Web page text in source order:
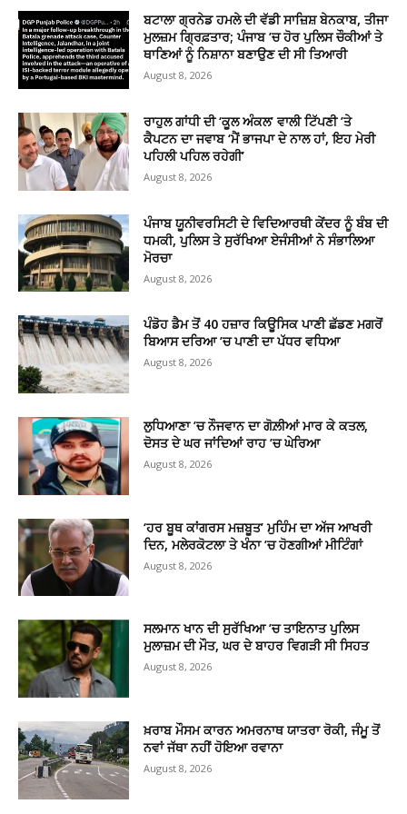
ਬਟਾਲਾ ਗ੍ਰਨੇਡ ਹਮਲੇ ਦੀ ਵੱਡੀ ਸਾਜ਼ਿਸ਼ ਬੇਨਕਾਬ, ਤੀਜਾ
ਮੁਲਜ਼ਮ ਗ੍ਰਿਫ਼ਤਾਰ; ਪੰਜਾਬ ’ਚ ਹੋਰ ਪੁਲਿਸ ਚੌਕੀਆਂ ਤੇ
ਥਾਣਿਆਂ ਨੂੰ ਨਿਸ਼ਾਨਾ ਬਣਾਉਣ ਦੀ ਸੀ ਤਿਆਰੀ
August 8, 2026
ਰਾਹੁਲ ਗਾਂਧੀ ਦੀ ‘ਕੂਲ ਅੰਕਲ’ ਵਾਲੀ ਟਿੱਪਣੀ ’ਤੇ
ਕੈਪਟਨ ਦਾ ਜਵਾਬ ‘ਮੈਂ ਭਾਜਪਾ ਦੇ ਨਾਲ ਹਾਂ, ਇਹ ਮੇਰੀ
ਪਹਿਲੀ ਪਹਿਲ ਰਹੇਗੀ’
August 8, 2026
ਪੰਜਾਬ ਯੂਨੀਵਰਸਿਟੀ ਦੇ ਵਿਦਿਆਰਥੀ ਕੇਂਦਰ ਨੂੰ ਬੰਬ ਦੀ
ਧਮਕੀ, ਪੁਲਿਸ ਤੇ ਸੁਰੱਖਿਆ ਏਜੰਸੀਆਂ ਨੇ ਸੰਭਾਲਿਆ
ਮੋਰਚਾ
August 8, 2026
ਪੰਡੋਹ ਡੈਮ ਤੋਂ 40 ਹਜ਼ਾਰ ਕਿਊਸਿਕ ਪਾਣੀ ਛੱਡਣ ਮਗਰੋਂ
ਬਿਆਸ ਦਰਿਆ ’ਚ ਪਾਣੀ ਦਾ ਪੱਧਰ ਵਧਿਆ
August 8, 2026
ਲੁਧਿਆਣਾ ’ਚ ਨੌਜਵਾਨ ਦਾ ਗੋਲ਼ੀਆਂ ਮਾਰ ਕੇ ਕਤਲ,
ਦੋਸਤ ਦੇ ਘਰ ਜਾਂਦਿਆਂ ਰਾਹ ’ਚ ਘੇਰਿਆ
August 8, 2026
‘ਹਰ ਬੂਥ ਕਾਂਗਰਸ ਮਜ਼ਬੂਤ’ ਮੁਹਿੰਮ ਦਾ ਅੱਜ ਆਖਰੀ
ਦਿਨ, ਮਲੇਰਕੋਟਲਾ ਤੇ ਖੰਨਾ ’ਚ ਹੋਣਗੀਆਂ ਮੀਟਿੰਗਾਂ
August 8, 2026
ਸਲਮਾਨ ਖਾਨ ਦੀ ਸੁਰੱਖਿਆ ’ਚ ਤਾਇਨਾਤ ਪੁਲਿਸ
ਮੁਲਾਜ਼ਮ ਦੀ ਮੌਤ, ਘਰ ਦੇ ਬਾਹਰ ਵਿਗੜੀ ਸੀ ਸਿਹਤ
August 8, 2026
ਖ਼ਰਾਬ ਮੌਸਮ ਕਾਰਨ ਅਮਰਨਾਥ ਯਾਤਰਾ ਰੋਕੀ, ਜੰਮੂ ਤੋਂ
ਨਵਾਂ ਜੱਥਾ ਨਹੀਂ ਹੋਇਆ ਰਵਾਨਾ
August 8, 2026